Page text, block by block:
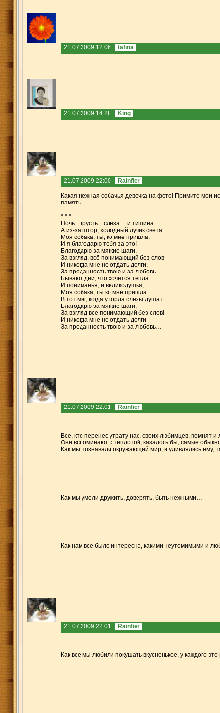
21.07.2009 12:06 tafina
21.07.2009 14:28 King
21.07.2009 22:00 Rainfier
Какая нежная собачья девочка на фото! Примите мои
память.
* * *
Ночь…грусть…слеза… и тишина…
А из-за штор, холодный лучик света.
Моя собака, ты, ко мне пришла,
И я благодарю тебя за это!
Благодарю за мягкие шаги,
За взгляд, всё понимающий без слов!
И никогда мне не отдать долги,
За преданность твою и за любовь…
Бывают дни, что хочется тепла.
И пониманья, и великодушья,
Моя собака, ты ко мне пришла
В тот миг, когда у горла слезы душат.
Благодарю за мягкие шаги,
За взгляд все понимающий без слов!
И никогда мне не отдать долги
За преданность твою и за любовь…
21.07.2009 22:01 Rainfier
Все, кто перенес утрату нас, своих любимцев, помнят и
Они вспоминают с теплотой, казалось бы, самые
Как мы познавали окружающий мир, и удивлялись ему,
Как мы умели дружить, доверять, быть нежными…
Как нам все было интересно, какими неутомимыми и
21.07.2009 22:01 Rainfier
Как все мы любили покушать вкусненькое, у каждого